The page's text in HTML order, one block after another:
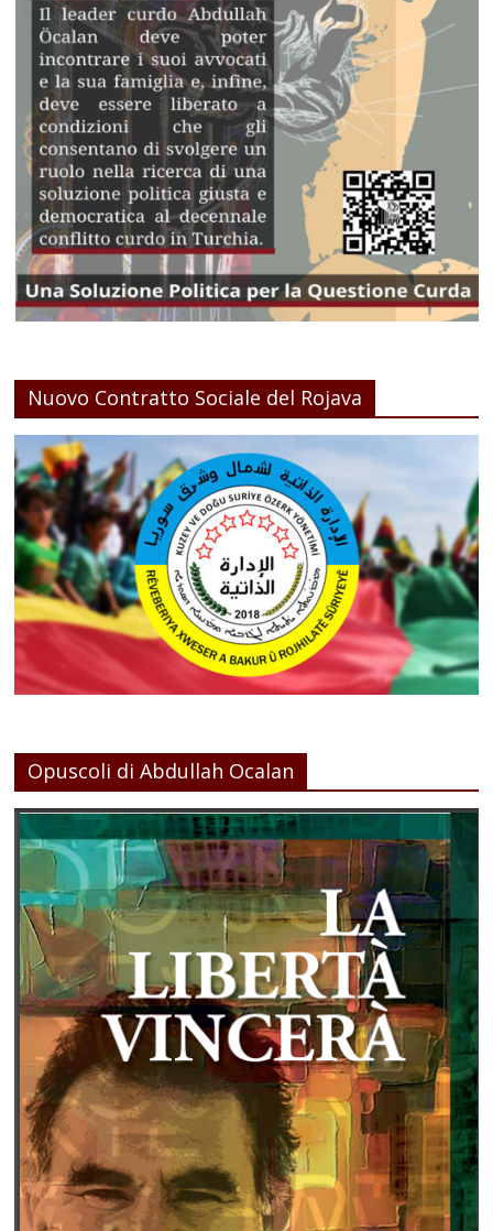
Nuovo Contratto Sociale del Rojava
Opuscoli di Abdullah Ocalan